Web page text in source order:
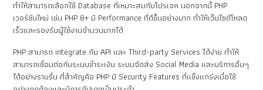
ทำให้สามารถเลือกใช้ Database ที่เหมาะสมกับโปรเจค นอกจากนี้ PHP
เวอร์ชันใหม่ เช่น PHP 8+ มี Performance ที่ดีขึ้นอย่างมาก ทำให้เว็บไซต์โหลด
เร็วและรองรับผู้ใช้งานจำนวนมากได้
PHP สามารถ integrate กับ API และ Third-party Services ได้ง่าย ทำให้
สามารถเชื่อมต่อกับระบบชำระเงิน ระบบจัดส่ง Social Media และบริการอื่นๆ
ได้อย่างราบรื่น ที่สำคัญคือ PHP มี Security Features ที่แข็งแกร่งเมื่อใช้